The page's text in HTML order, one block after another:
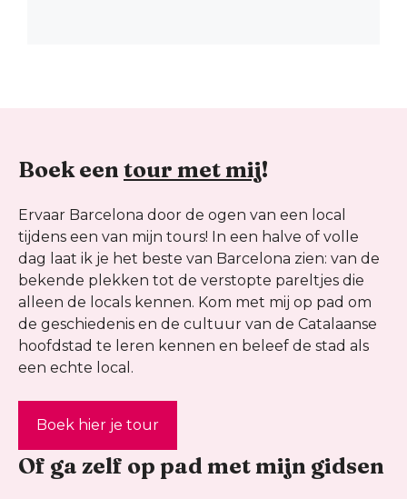
Boek een tour met mij!
Ervaar Barcelona door de ogen van een local
tijdens een van mijn tours! In een halve of volle
dag laat ik je het beste van Barcelona zien: van de
bekende plekken tot de verstopte pareltjes die
alleen de locals kennen. Kom met mij op pad om
de geschiedenis en de cultuur van de Catalaanse
hoofdstad te leren kennen en beleef de stad als
een echte local.
Boek hier je tour
Of ga zelf op pad met mijn gidsen